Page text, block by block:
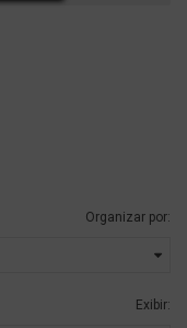
Organizar por:
Exibir: